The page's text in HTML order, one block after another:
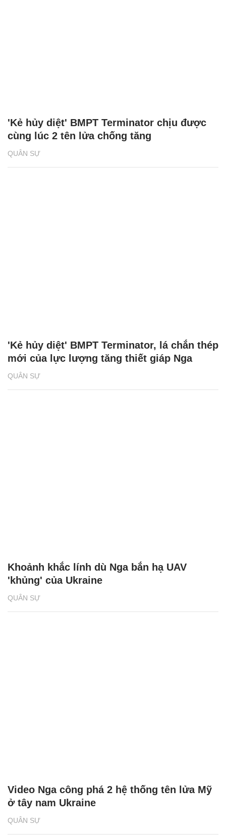
QUÂN SỰ
'Kẻ hủy diệt' BMPT Terminator chịu được
cùng lúc 2 tên lửa chống tăng
QUÂN SỰ
'Kẻ hủy diệt' BMPT Terminator, lá chắn thép
mới của lực lượng tăng thiết giáp Nga
QUÂN SỰ
Khoảnh khắc lính dù Nga bắn hạ UAV
'khủng' của Ukraine
QUÂN SỰ
Video Nga công phá 2 hệ thống tên lửa Mỹ
ở tây nam Ukraine